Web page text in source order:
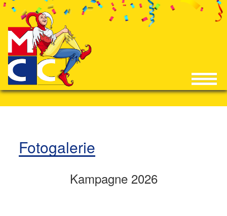
Fotogalerie
Kampagne 2026